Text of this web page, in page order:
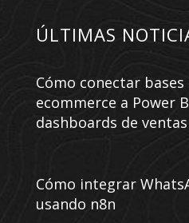
ÚLTIMAS
Cómo conectar
ecommerce a Power
dashboards de ventas
Cómo integrar
usando n8n